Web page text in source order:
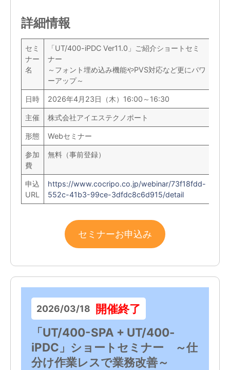
詳細情報
セミ
ナー
名
「UT/400-iPDC Ver11.0」ご紹介ショートセミ
ナー
～フォント埋め込み機能やPVS対応など更にパワ
ーアップ～
日時 2026年4月23日（木）16:00～16:30
主催 株式会社アイエステクノポート
形態 Webセミナー
参加
費
無料（事前登録）
申込
URL
https://www.cocripo.co.jp/webinar/73f18fdd-
552c-41b3-99ce-3dfdc8c6d915/detail
セミナーお申込み
2026/03/18
開催終了
「UT/400-SPA + UT/400-
iPDC」ショートセミナー ～仕
分け作業レスで業務改善～